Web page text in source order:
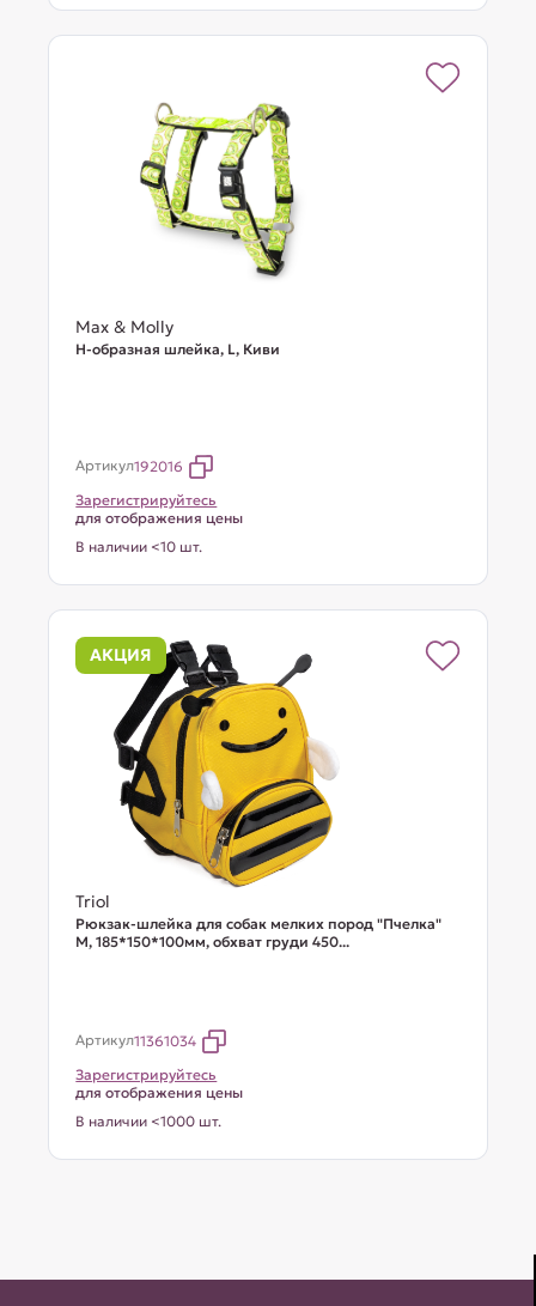
Max & Molly
Н-образная шлейка, L, Киви
Артикул192016
Зарегистрируйтесь
для отображения цены
В наличии <10 шт.
АКЦИЯ
Triol
Рюкзак-шлейка для собак мелких пород "Пчелка"
М, 185*150*100мм, обхват груди 450...
Артикул11361034
Зарегистрируйтесь
для отображения цены
В наличии <1000 шт.